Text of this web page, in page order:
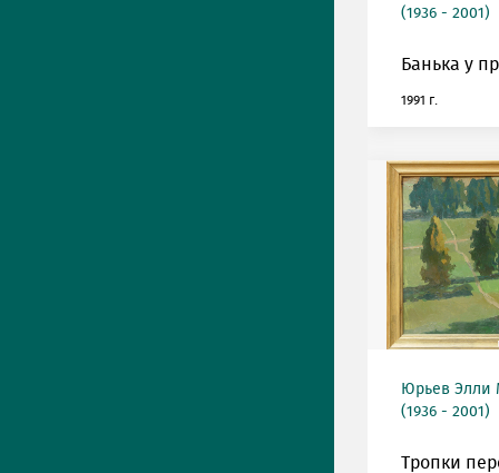
(1936 - 2001)
Банька у
1991 г.
Юрьев Элли
(1936 - 2001)
Тропки